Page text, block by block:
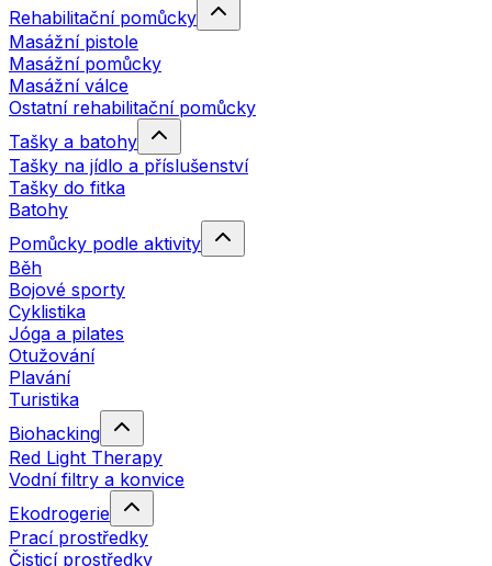
Rehabilitační pomůcky
Masážní pistole
Masážní pomůcky
Masážní válce
Ostatní rehabilitační pomůcky
Tašky a batohy
Tašky na jídlo a příslušenství
Tašky do fitka
Batohy
Pomůcky podle aktivity
Běh
Bojové sporty
Cyklistika
Jóga a pilates
Otužování
Plavání
Turistika
Biohacking
Red Light Therapy
Vodní filtry a konvice
Ekodrogerie
Prací prostředky
Čisticí prostředky